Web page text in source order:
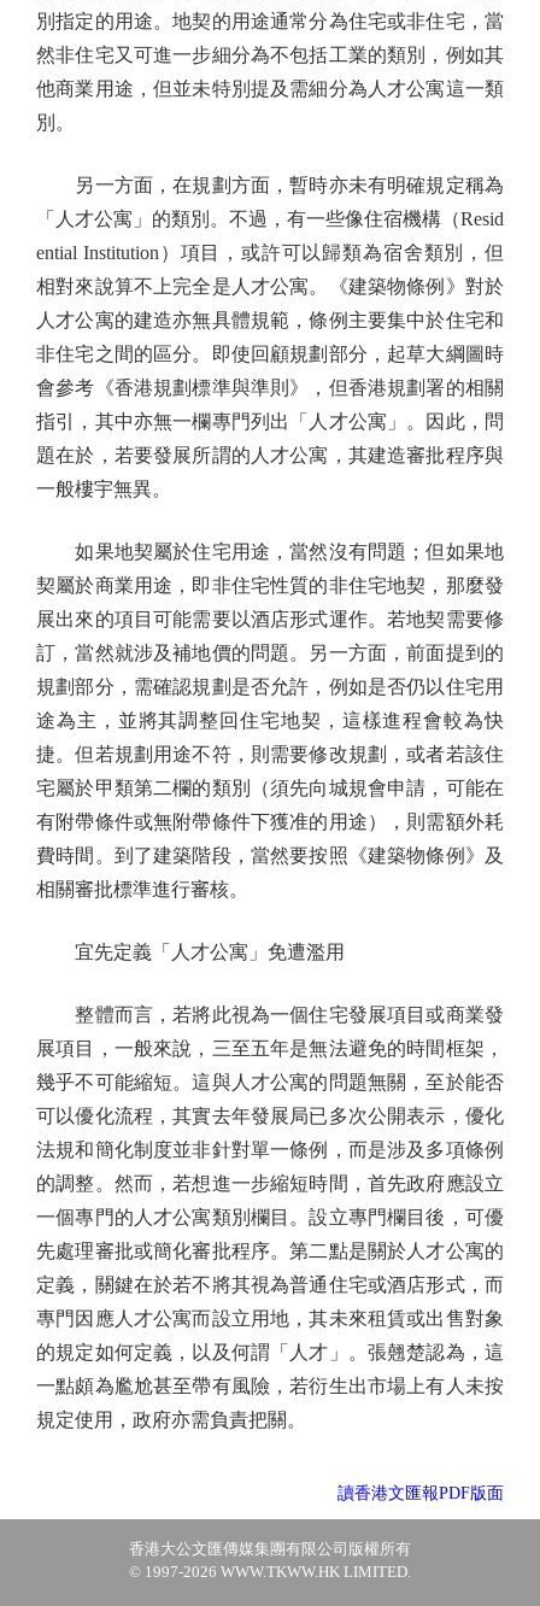
別指定的用途。地契的用途通常分為住宅或非住宅，當
然非住宅又可進一步細分為不包括工業的類別，例如其
他商業用途，但並未特別提及需細分為人才公寓這一類
別。
另一方面，在規劃方面，暫時亦未有明確規定稱為
「人才公寓」的類別。不過，有一些像住宿機構（Resid
ential Institution）項目，或許可以歸類為宿舍類別，但
相對來說算不上完全是人才公寓。《建築物條例》對於
人才公寓的建造亦無具體規範，條例主要集中於住宅和
非住宅之間的區分。即使回顧規劃部分，起草大綱圖時
會參考《香港規劃標準與準則》，但香港規劃署的相關
指引，其中亦無一欄專門列出「人才公寓」。因此，問
題在於，若要發展所謂的人才公寓，其建造審批程序與
一般樓宇無異。
如果地契屬於住宅用途，當然沒有問題；但如果地
契屬於商業用途，即非住宅性質的非住宅地契，那麼發
展出來的項目可能需要以酒店形式運作。若地契需要修
訂，當然就涉及補地價的問題。另一方面，前面提到的
規劃部分，需確認規劃是否允許，例如是否仍以住宅用
途為主，並將其調整回住宅地契，這樣進程會較為快
捷。但若規劃用途不符，則需要修改規劃，或者若該住
宅屬於甲類第二欄的類別（須先向城規會申請，可能在
有附帶條件或無附帶條件下獲准的用途），則需額外耗
費時間。到了建築階段，當然要按照《建築物條例》及
相關審批標準進行審核。
宜先定義「人才公寓」免遭濫用
整體而言，若將此視為一個住宅發展項目或商業發
展項目，一般來說，三至五年是無法避免的時間框架，
幾乎不可能縮短。這與人才公寓的問題無關，至於能否
可以優化流程，其實去年發展局已多次公開表示，優化
法規和簡化制度並非針對單一條例，而是涉及多項條例
的調整。然而，若想進一步縮短時間，首先政府應設立
一個專門的人才公寓類別欄目。設立專門欄目後，可優
先處理審批或簡化審批程序。第二點是關於人才公寓的
定義，關鍵在於若不將其視為普通住宅或酒店形式，而
專門因應人才公寓而設立用地，其未來租賃或出售對象
的規定如何定義，以及何謂「人才」。張翹楚認為，這
一點頗為尷尬甚至帶有風險，若衍生出市場上有人未按
規定使用，政府亦需負責把關。
讀香港文匯報PDF版面
香港大公文匯傳媒集團有限公司版權所有
© 1997-2026 WWW.TKWW.HK LIMITED.